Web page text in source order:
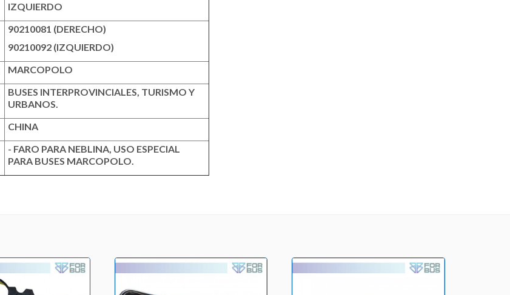
IZQUIERDO
90210081 (DERECHO)
90210092 (IZQUIERDO)
MARCOPOLO
BUSES INTERPROVINCIALES, TURISMO Y
URBANOS.
CHINA
- FARO PARA NEBLINA, USO ESPECIAL
PARA BUSES MARCOPOLO.